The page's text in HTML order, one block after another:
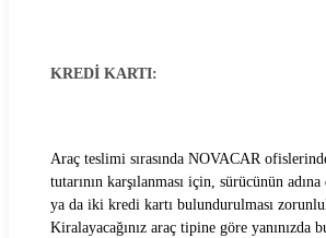
Mert Araç Kiralama Koşulları
Multicar Araç Kiralama Koşulları
Natura Araç Kiralama Koşulları
KREDİ KARTI:
Araç teslimi sırasında NOVACAR
tutarının karşılanması için, sürücünün
ya da iki kredi kartı bulundurulması
Kiralayacağınız araç tipine göre yanınızda